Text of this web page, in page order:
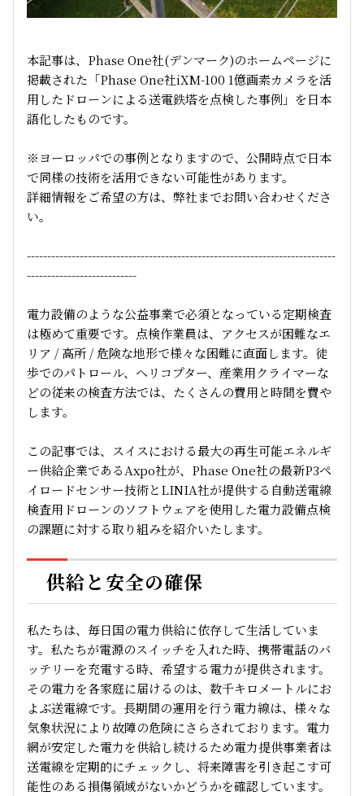
本記事は、Phase One社(デンマーク)のホームページに
掲載された「Phase One社iXM-100 1億画素カメラを活
用したドローンによる送電鉄塔を点検した事例」を日本
語化したものです。
※ヨーロッパでの事例となりますので、公開時点で日本
で同様の技術を活用できない可能性があります。
詳細情報をご希望の方は、弊社までお問い合わせくださ
い。
----------------------------------------------------------------------------
---------------------------
電力設備のような公益事業で必須となっている定期検査
は極めて重要です。点検作業員は、アクセスが困難なエ
リア / 高所 / 危険な地形で様々な困難に直面します。徒
歩でのパトロール、ヘリコプター、産業用クライマーな
どの従来の検査方法では、たくさんの費用と時間を費や
します。
この記事では、スイスにおける最大の再生可能エネルギ
ー供給企業であるAxpo社が、Phase One社の最新P3ペ
イロードセンサー技術とLINIA社が提供する自動送電線
検査用ドローンのソフトウェアを使用した電力設備点検
の課題に対する取り組みを紹介いたします。
供給と安全の確保
私たちは、毎日国の電力供給に依存して生活していま
す。私たちが電源のスイッチを入れた時、携帯電話のバ
ッテリーを充電する時、希望する電力が提供されます。
その電力を各家庭に届けるのは、数千キロメートルにお
よぶ送電線です。長期間の運用を行う電力線は、様々な
気象状況により故障の危険にさらされております。電力
網が安定した電力を供給し続けるため電力提供事業者は
送電線を定期的にチェックし、将来障害を引き起こす可
能性のある損傷領域がないかどうかを確認しています。